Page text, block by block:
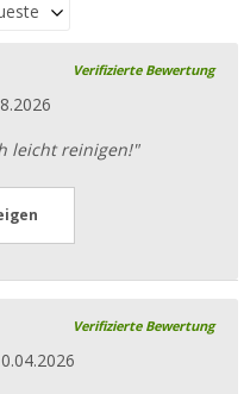
(7)
UVPCHF 15,99
Verifizierte Bewertung
leicht reinigen!"
Verifizierte Bewertung